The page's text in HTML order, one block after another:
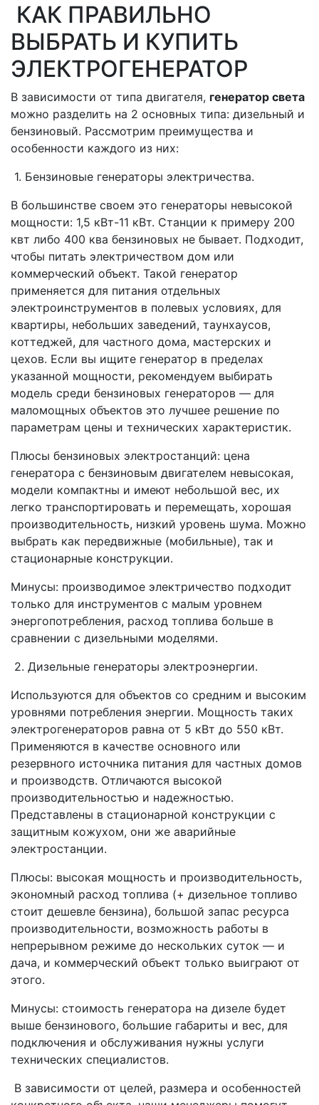
КАК ПРАВИЛЬНО
ВЫБРАТЬ И КУПИТЬ
ЭЛЕКТРОГЕНЕРАТОР
В зависимости от типа двигателя, генератор света
можно разделить на 2 основных типа: дизельный и
бензиновый. Рассмотрим преимущества и
особенности каждого из них:
1. Бензиновые генераторы электричества.
В большинстве своем это генераторы невысокой
мощности: 1,5 кВт-11 кВт. Станции к примеру 200
квт либо 400 ква бензиновых не бывает. Подходит,
чтобы питать электричеством дом или
коммерческий объект. Такой генератор
применяется для питания отдельных
электроинструментов в полевых условиях, для
квартиры, небольших заведений, таунхаусов,
коттеджей, для частного дома, мастерских и
цехов. Если вы ищите генератор в пределах
указанной мощности, рекомендуем выбирать
модель среди бензиновых генераторов — для
маломощных объектов это лучшее решение по
параметрам цены и технических характеристик.
Плюсы бензиновых электростанций: цена
генератора с бензиновым двигателем невысокая,
модели компактны и имеют небольшой вес, их
легко транспортировать и перемещать, хорошая
производительность, низкий уровень шума. Можно
выбрать как передвижные (мобильные), так и
стационарные конструкции.
Минусы: производимое электричество подходит
только для инструментов с малым уровнем
энергопотребления, расход топлива больше в
сравнении с дизельными моделями.
2. Дизельные генераторы электроэнергии.
Используются для объектов со средним и высоким
уровнями потребления энергии. Мощность таких
электрогенераторов равна от 5 кВт до 550 кВт.
Применяются в качестве основного или
резервного источника питания для частных домов
и производств. Отличаются высокой
производительностью и надежностью.
Представлены в стационарной конструкции с
защитным кожухом, они же аварийные
электростанции.
Плюсы: высокая мощность и производительность,
экономный расход топлива (+ дизельное топливо
стоит дешевле бензина), большой запас ресурса
производительности, возможность работы в
непрерывном режиме до нескольких суток — и
дача, и коммерческий объект только выиграют от
этого.
Минусы: стоимость генератора на дизеле будет
выше бензинового, большие габариты и вес, для
подключения и обслуживания нужны услуги
технических специалистов.
В зависимости от целей, размера и особенностей